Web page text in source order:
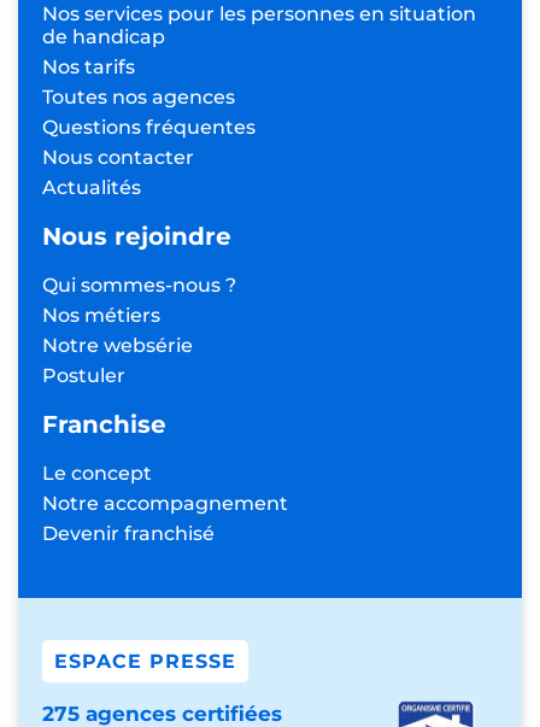
Nos services pour les personnes en situation
de handicap
Nos tarifs
Toutes nos agences
Questions fréquentes
Nous contacter
Actualités
Nous rejoindre
Qui sommes-nous ?
Nos métiers
Notre websérie
Postuler
Franchise
Le concept
Notre accompagnement
Devenir franchisé
ESPACE PRESSE
275 agences certifiées